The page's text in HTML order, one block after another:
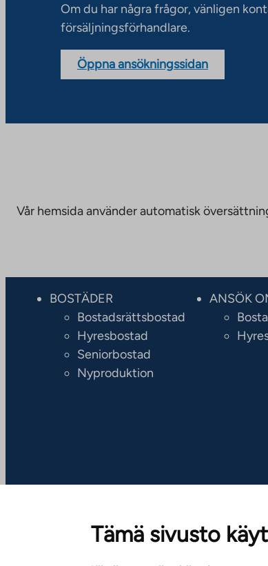
Tämä sivusto
Om du har några frågor, vänligen
försäljningsförhandlare.
Öppna ansökningssidan
Vår hemsida använder automatisk
BOSTÄDER
Bostadsrättsbostad
Hyresbostad
Seniorbostad
Nyproduktion
ANSÖK